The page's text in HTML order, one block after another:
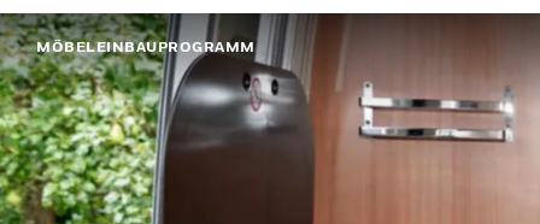
MÖBELEINBAUPROGRAMM